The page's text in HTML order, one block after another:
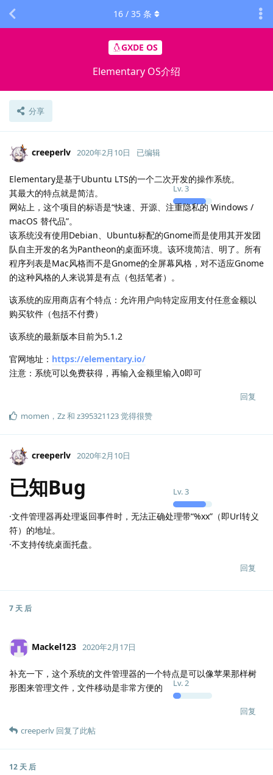
GXDE OS
Elementary OS介绍
分享
16 / 35 条
creeperlv
Lv.3
2020年2月10日 已编辑
Elementary是基于Ubuntu LTS的一个二次开发的操作系统。
其最大的特点就是简洁。
网站上，这个项目的标语是“快速、开源、注重隐私的 Windows /
macOS 替代品”。
该系统没有使用Debian、Ubuntu标配的Gnome而是使用其开发团
队自主开发的名为Pantheon的桌面环境。该环境简洁、明了。所有
程序列表是Mac风格而不是Gnome的全屏幕风格，对不适应Gnome
的这种风格的人来说算是有点（包括笔者）。
该系统的应用商店有个特点：允许用户向特定应用支付任意金额以
购买软件（包括不付费）
该系统的最新版本目前为5.1.2
官网地址： https://elementary.io/
注意：系统可以免费获得，再输入金额里输入0即可
回复
momen ， Zz和 z395321123觉得很赞
creeperlv
Lv.3
2020年2月10日
已知Bug
·文件管理器再处理返回事件时，无法正确处理带“%xx”（即Url转义
符）的地址。
·不支持传统桌面托盘。
回复
7 天 后
Mackel123
Lv.2
2020年2月17日
补充一下，这个系统的文件管理器的一个特点是可以像苹果那样树
形图来管理文件，文件移动是非常方便的
回复
creeperlv 回复了此帖
12 天 后